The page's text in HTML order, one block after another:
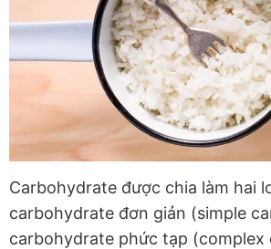
Carbohydrate được chia làm hai
carbohydrate đơn giản (simple
carbohydrate phức tạp (complex